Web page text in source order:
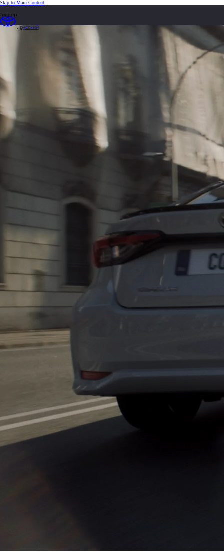
Skip to Main Content(Press Enter)
Тилдер
русский